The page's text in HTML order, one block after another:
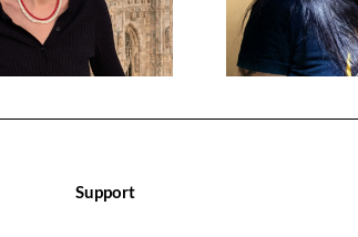
Support